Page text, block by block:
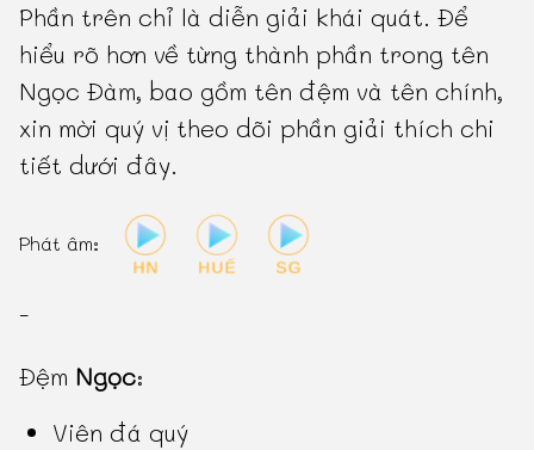
Phần trên chỉ là diễn giải khái quát. Để
hiểu rõ hơn về từng thành phần trong tên
Ngọc Đàm, bao gồm tên đệm và tên chính,
xin mời quý vị theo dõi phần giải thích chi
tiết dưới đây.
Phát âm:
-
Đệm Ngọc:
Viên đá quý